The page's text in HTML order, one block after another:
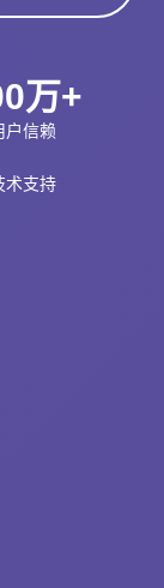
万+
户信赖
术支持